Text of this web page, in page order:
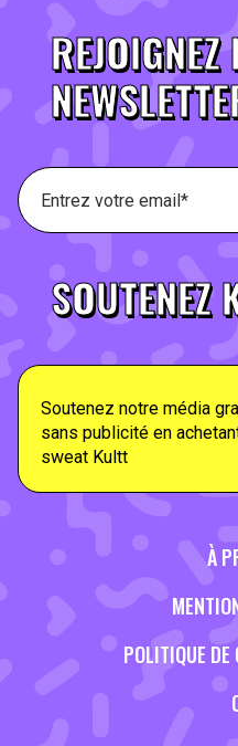
REJOIGNEZ
SOUTENEZ
Soutenez notre média
sans publicité en
sweat Kultt
À
POLITIQUE